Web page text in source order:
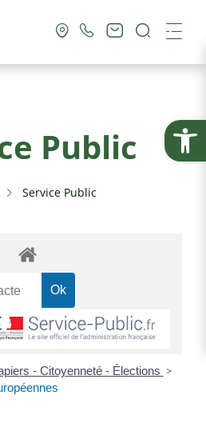
Ouvrir
Public
Service Public
- Citoyenneté - Élections >